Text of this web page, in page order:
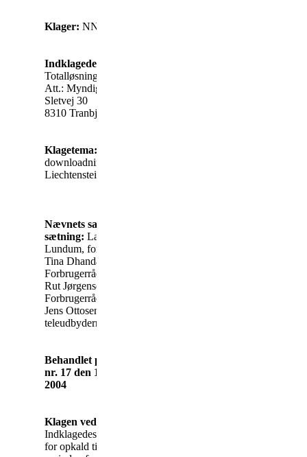
Klager: NN
Indklagede:
Totalløsninger A/S
Att.: Myndighedsklager 9-205
Sletvej 30
8310 Tranbjerg J.
Klagetema:
downloadning – opkald til
Liechtenstein
Nævnets sammen-
sætning: Landsdommer John
Lundum, formand
Tina Dhanda, udpeget af
Forbrugerrådet
Rut Jørgensen, udpeget af
Forbrugerrådet
Jens Ottosen
teleudbyderne ( 2 stemmer)
Behandlet på nævnsmøde
nr. 17 den 10. december
2004
Klagen vedrører
Indklagedes krav om betaling
for opkald til Liechtenstein i